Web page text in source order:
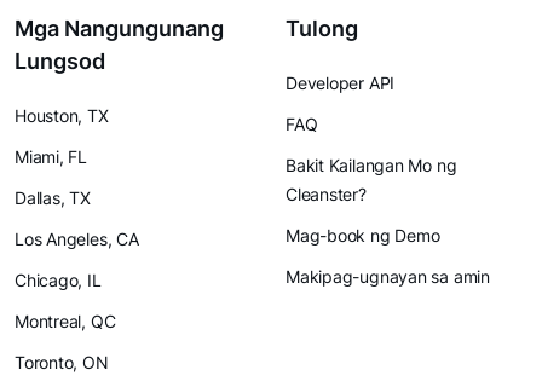
Mga Nangungunang
Lungsod
Houston, TX
Miami, FL
Dallas, TX
Los Angeles, CA
Chicago, IL
Montreal, QC
Toronto, ON
Tulong
Developer API
FAQ
Bakit Kailangan Mo ng
Cleanster?
Mag-book ng Demo
Makipag-ugnayan sa amin